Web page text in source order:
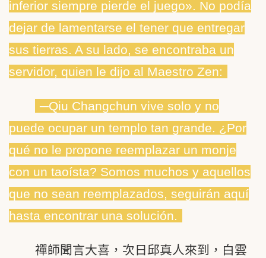
inferior siempre pierde el juego». No podía
dejar de lamentarse el tener que entregar
sus tierras. A su lado, se encontraba un
servidor, quien le dijo al Maestro Zen:
─Qiu Changchun vive solo y no
puede ocupar un templo tan grande. ¿Por
qué no le propone reemplazar un monje
con un taoísta? Somos muchos y aquellos
que no sean reemplazados, seguirán aquí
hasta encontrar una solución.
禪師聞言大喜，次日邱真人來到，白雲